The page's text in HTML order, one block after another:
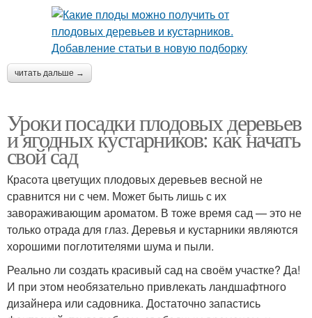
читать дальше →
Уроки посадки плодовых деревьев
и ягодных кустарников: как начать
свой сад
Красота цветущих плодовых деревьев весной не
сравнится ни с чем. Может быть лишь с их
завораживающим ароматом. В тоже время сад — это не
только отрада для глаз. Деревья и кустарники являются
хорошими поглотителями шума и пыли.
Реально ли создать красивый сад на своём участке? Да!
И при этом необязательно привлекать ландшафтного
дизайнера или садовника. Достаточно запастись